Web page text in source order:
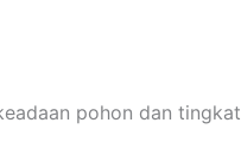
pohon dan tingkat